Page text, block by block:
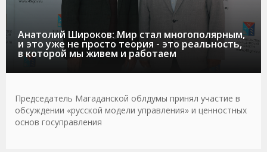
Анатолий Широков: Мир стал многополярным,
и это уже не просто теория - это реальность,
в которой мы живем и работаем
Председатель Магаданской облдумы принял участие в
обсуждении «русской модели управления» и ценностных
основ госуправления